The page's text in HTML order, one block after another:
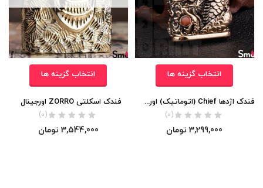
انتخاب گزینه ها
فندک اژدها Chief (اتوماتیک) اورجینال
(0)
3,299,000 تومان
انتخاب گزینه ها
فندک اسکلتی ZORRO اورجینال
(0)
3,544,000 تومان